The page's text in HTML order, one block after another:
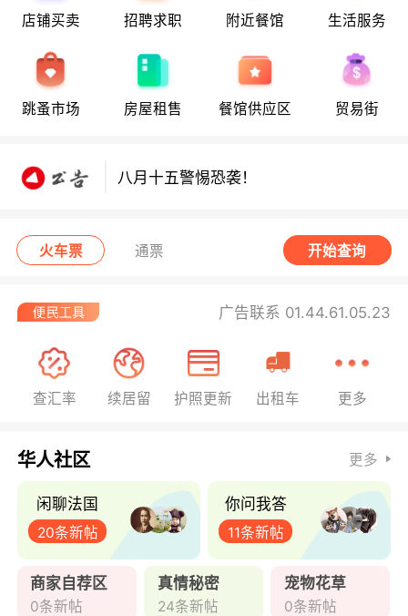
店铺买卖 招聘求职 附近餐馆 生活服务
跳蚤市场 房屋租售 餐馆供应区 贸易街
八月十五警惕恐袭！
八月十五警惕恐袭！
八月十五警惕恐袭！
火车票 通票 开始查询
广告联系 01.44.61.05.23
查汇率 续居留 护照更新 出租车 更多
华人社区 更多
闲聊法国
20条新帖
你问我答
11条新帖
商家自荐区
0条新帖
真情秘密
24条新帖
宠物花草
0条新帖